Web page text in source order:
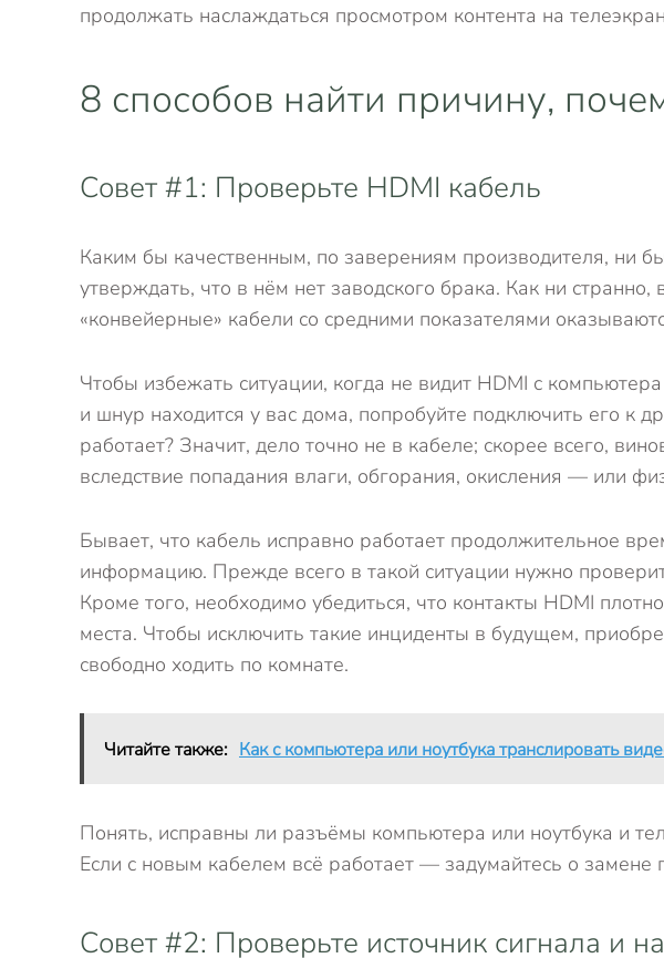
продолжать наслаждаться просмотром контента на
8 способов найти причину,
Совет #1: Проверьте HDMI кабель
Каким бы качественным, по заверениям производителя, ни
утверждать, что в нём нет заводского брака. Как ни
«конвейерные» кабели со средними показателями
Чтобы избежать ситуации, когда не видит HDMI с
и шнур находится у вас дома, попробуйте подключить его к
работает? Значит, дело точно не в кабеле; скорее всего,
вследствие попадания влаги, обгорания, окисления — или
Бывает, что кабель исправно работает продолжительное
информацию. Прежде всего в такой ситуации нужно
Кроме того, необходимо убедиться, что контакты HDMI
места. Чтобы исключить такие инциденты в будущем,
свободно ходить по комнате.
Читайте также: Как с компьютера или ноутбука транслировать
Понять, исправны ли разъёмы компьютера или ноутбука и
Если с новым кабелем всё работает — задумайтесь о
Совет #2: Проверьте источник сигнала и